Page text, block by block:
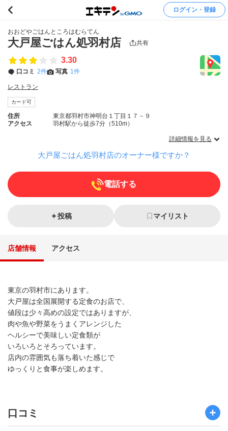
ログイン・登録
おおどやごはんところはむらてん
大戸屋ごはん処羽村店 共有
3.30
口コミ 2件 写真 1件
レストラン
カード可
住所
東京都羽村市神明台１丁目１７－９
アクセス
羽村駅から徒歩7分（510m）
詳細情報を見る
大戸屋ごはん処羽村店のオーナー様ですか？
電話する
投稿 マイリスト
店舗情報 アクセス
東京の羽村市にあります。
大戸屋は全国展開する定食のお店で、
値段は少々高めの設定ではありますが、
肉や魚や野菜をうまくアレンジした
ヘルシーで美味しい定食類が
いろいろとそろっています。
店内の雰囲気も落ち着いた感じで
ゆっくりと食事が楽しめます。
口コミ